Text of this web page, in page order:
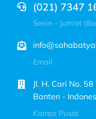
(021) 7347
Senin - Jum'at
Email
Jl. H. Cari No.
Banten -
Kantor Pusat